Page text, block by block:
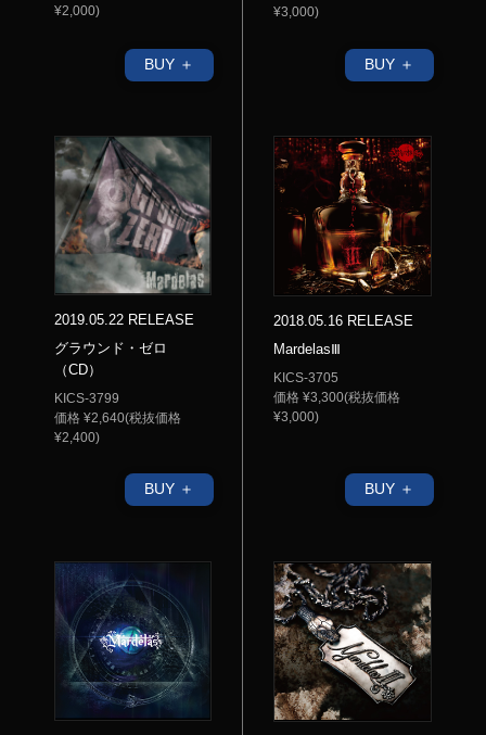
¥2,000)
BUY ＋
¥3,000)
BUY ＋
2019.05.22 RELEASE
グラウンド・ゼロ
（CD）
KICS-3799
価格 ¥2,640(税抜価格
¥2,400)
BUY ＋
2018.05.16 RELEASE
MardelasⅢ
KICS-3705
価格 ¥3,300(税抜価格
¥3,000)
BUY ＋